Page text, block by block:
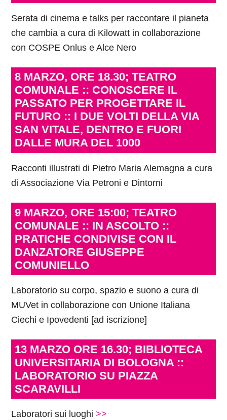
Serata di cinema e talks per raccontare il pianeta
che cambia a cura di Kilowatt in collaborazione
con COSPE Onlus e Alce Nero
8 MARZO, ORE 18.30; TEATRO
COMUNALE :: CONOSCERE IL
PASSATO PER PROGETTARE IL
FUTURO :: I DUE VOLTI DELLA VIA
SAN VITALE, DENTRO E FUORI
DALLE MURA DEL 1000
Racconti illustrati di Pietro Maria Alemagna a cura
di Associazione Via Petroni e Dintorni
9 MARZO, ORE 15:00; TEATRO
COMUNALE :: IN ASCOLTO ::
PRATICHE CONDIVISE CON IL
DANZATORE GIUSEPPE
COMUNIELLO
Laboratorio su corpo, spazio e suono a cura di
MUVet in collaborazione con Unione Italiana
Ciechi e Ipovedenti [ad iscrizione]
13 MARZO ORE 16.30; BIBLIOTECA
UNIVERSITARIA DI BOLOGNA ::
LABORATORIO SU PIAZZA
SCARAVILLI
Laboratori sui luoghi>>